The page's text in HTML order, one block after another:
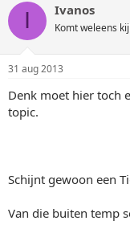
I Ivanos
Komt weleens
31 aug 2013
Denk moet hier toch
topic.
Schijnt gewoon een
Van die buiten temp